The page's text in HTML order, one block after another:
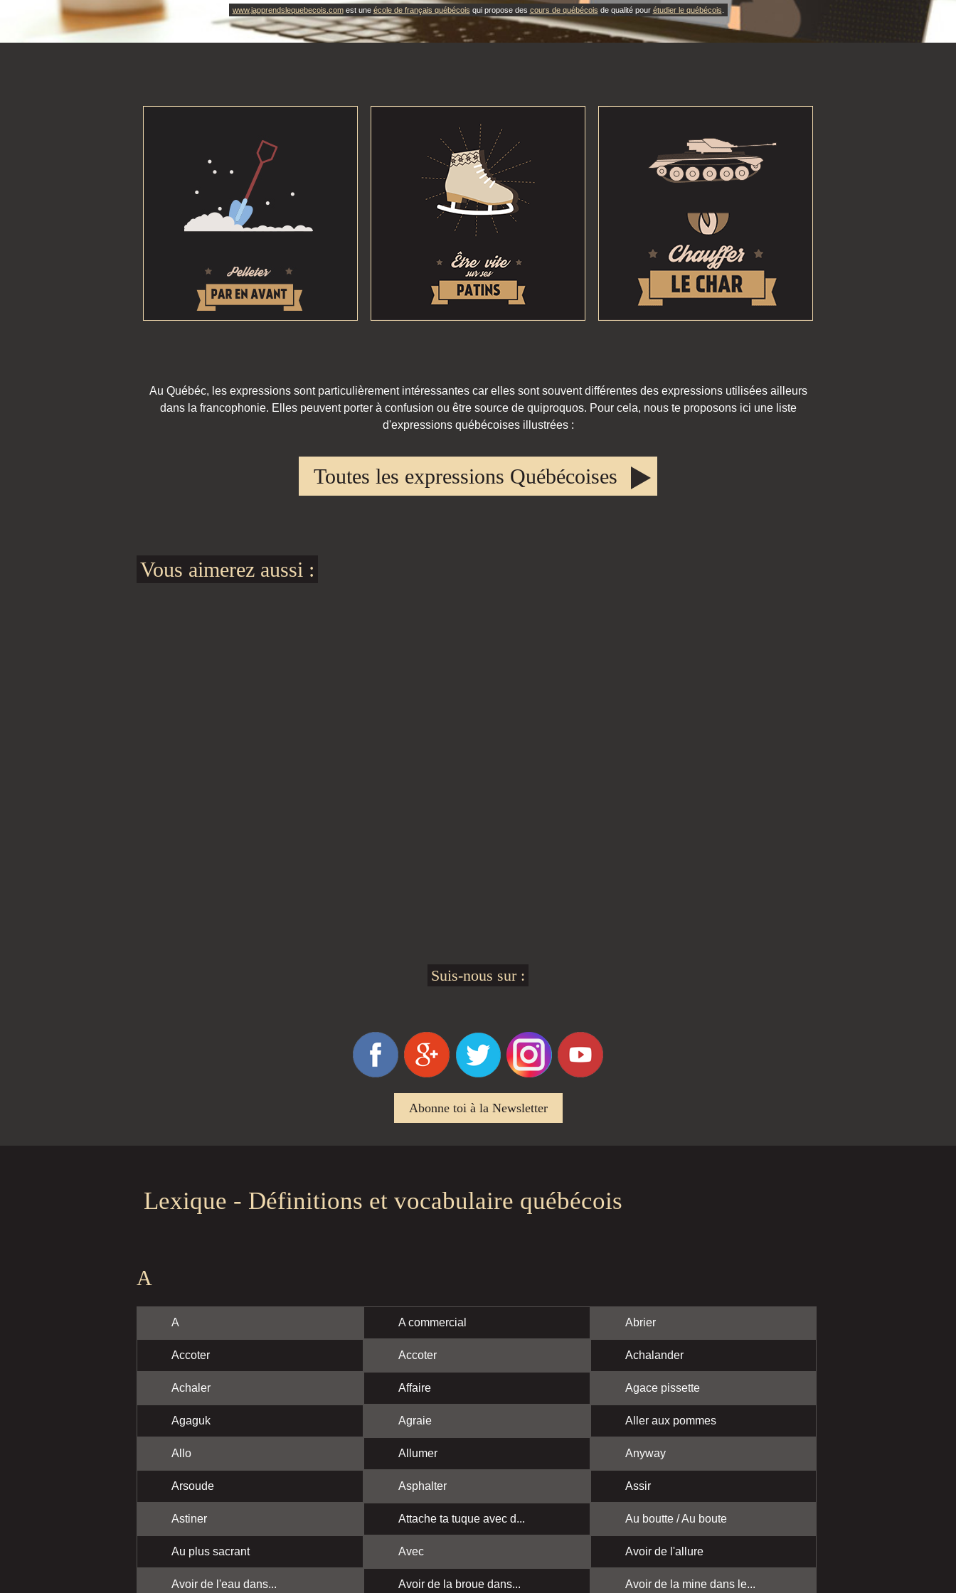
www.japprendslequebecois.comest une école de français québécois qui propose des cours de québécois de qualité pour étudier le québécois
Au Québéc, les expressions sont particulièrement intéressantes car elles sont souvent différentes des expressions utilisées ailleurs
dans la francophonie. Elles peuvent porter à confusion ou être source de quiproquos. Pour cela, nous te proposons ici une liste
d'expressions québécoises illustrées :
Toutes les expressions Québécoises
Vous aimerez aussi :
Suis-nous sur :
Abonne toi à la Newsletter
Lexique - Définitions et vocabulaire québécois
A
A A commercial Abrier
Accoter Accoter Achalander
Achaler Affaire Agace pissette
Agaguk Agraie Aller aux pommes
Allo Allumer Anyway
Arsoude Asphalter Assir
Astiner Attache ta tuque avec d... Au boutte / Au boute
Au plus sacrant Avec Avoir de l'allure
Avoir de l'eau dans... Avoir de la broue dans... Avoir de la mine dans le...